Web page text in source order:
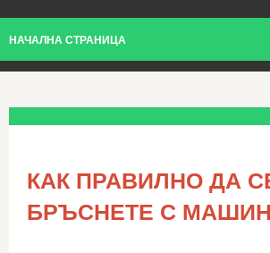
НАЧАЛНА СТРАНИЦА
КАК ПРАВИЛНО ДА
БРЪСНЕТЕ С